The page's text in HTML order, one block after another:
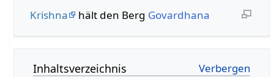
Krishna hält den Berg Govardhana
Inhaltsverzeichnis